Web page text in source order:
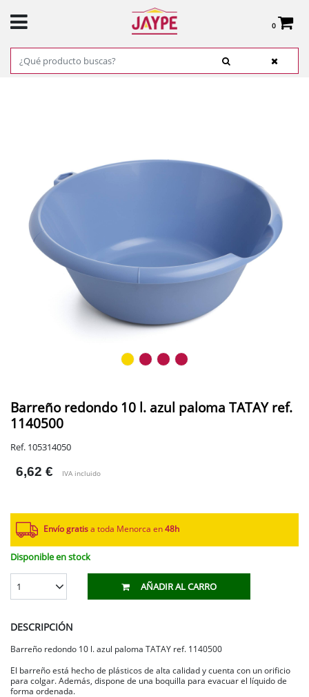
0
Total:
0,00 €
VER CESTA
Barreño redondo 10 l. azul paloma TATAY ref.
1140500
Ref. 105314050
6,62 € IVA incluido
Envío gratis a toda Menorca en 48h
Disponible en stock
1 AÑADIR AL CARRO
DESCRIPCIÓN
Barreño redondo 10 l. azul paloma TATAY ref. 1140500
El barreño está hecho de plásticos de alta calidad y cuenta con un orificio
para colgar. Además, dispone de una boquilla para evacuar el líquido de
forma ordenada.